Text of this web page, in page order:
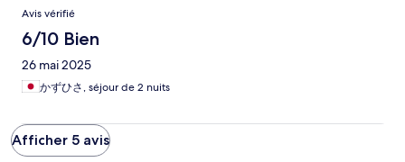
guests can use to reach them. Overall, I would stay at GGH
again. I probably will. Thank you.
Avis vérifié
6/10 Bien
26 mai 2025
かずひさ, séjour de 2 nuits
Afficher 5 avis